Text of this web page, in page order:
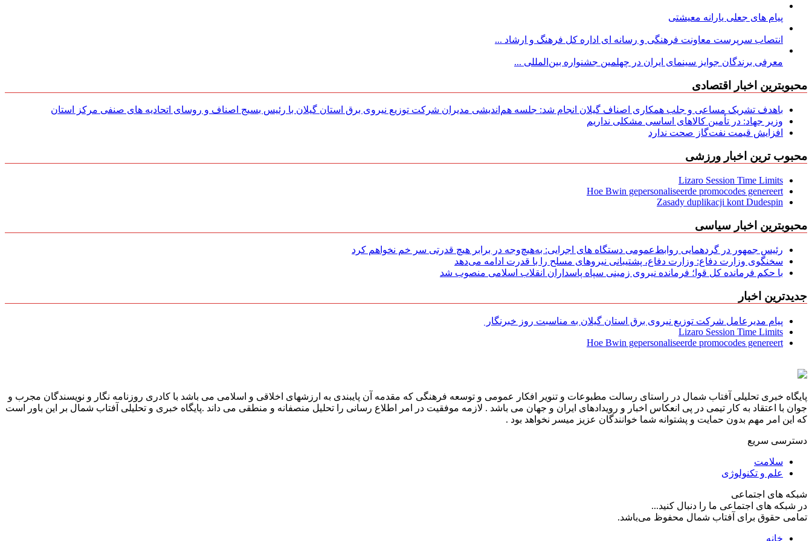
پیام های جعلی یارانه معیشتی
انتصاب سرپرست معاونت فرهنگی و رسانه ای اداره کل فرهنگ و ارشاد ...
معرفی برندگان جوایز سینمای ایران در چهلمین جشنواره بین‌المللی ...
محبوبترین اخبار اقتصادی
باهدف تشریک مساعی و جلب همکاری اصناف گیلان انجام شد: جلسه هم‌اندیشی مدیران شركت توزیع نیروی برق استان گیلان با رئیس بسیج اصناف و روسای اتحادیه های صنفی مركز استان
وزیر جهاد: در تأمین کالاهای اساسی مشکلی نداریم
افزایش قیمت نفت‌گاز صحت ندارد
محبوب ترین اخبار ورزشی
Lizaro Session Time Limits
Hoe Bwin gepersonaliseerde promocodes genereert
Zasady duplikacji kont Dudespin
محبوبترین اخبار سیاسی
رئیس جمهور در گردهمایی روابط‌عمومی دستگاه های اجرایی: به‌هیچ‌وجه در برابر هیچ قدرتی سر خم نخواهم کرد
سخنگوی وزارت دفاع: وزارت دفاع، پشتیبانی نیرو‌های مسلح را با قدرت ادامه می‌دهد
با حکم فرمانده کل قوا؛ فرمانده نیروی زمینی سپاه پاسداران انقلاب اسلامی منصوب شد
جدیدترین اخبار
پیام مدیرعامل شركت توزیع نیروی برق استان گیلان به مناسبت روز خبرنگار ‌
Lizaro Session Time Limits
Hoe Bwin gepersonaliseerde promocodes genereert
پایگاه خبری تحلیلی آفتاب شمال در راستای رسالت مطبوعات و تنویر افکار عمومی و توسعه فرهنگی که مقدمه آن پایبندی به ارزشهای اخلاقی و اسلامی می باشد با کادری روزنامه نگار و نویسندگان مجرب و
جوان با اعتقاد به کار تیمی در پی انعکاس اخبار و رویدادهای ایران و جهان می باشد . لازمه موفقیت در امر اطلاع رسانی را تحلیل منصفانه و منطقی می داند .پایگاه خبری و تحلیلی آفتاب شمال بر این باور است
که این امر مهم بدون حمایت و پشتوانه شما خوانندگان عزیز میسر نخواهد بود .
دسترسی سریع
سلامت
علم و تکنولوژی
شبکه های اجتماعی
در شبکه های اجتماعی ما را دنبال کنید...
تمامی حقوق برای آفتاب شمال محفوظ می‌باشد.
خانه